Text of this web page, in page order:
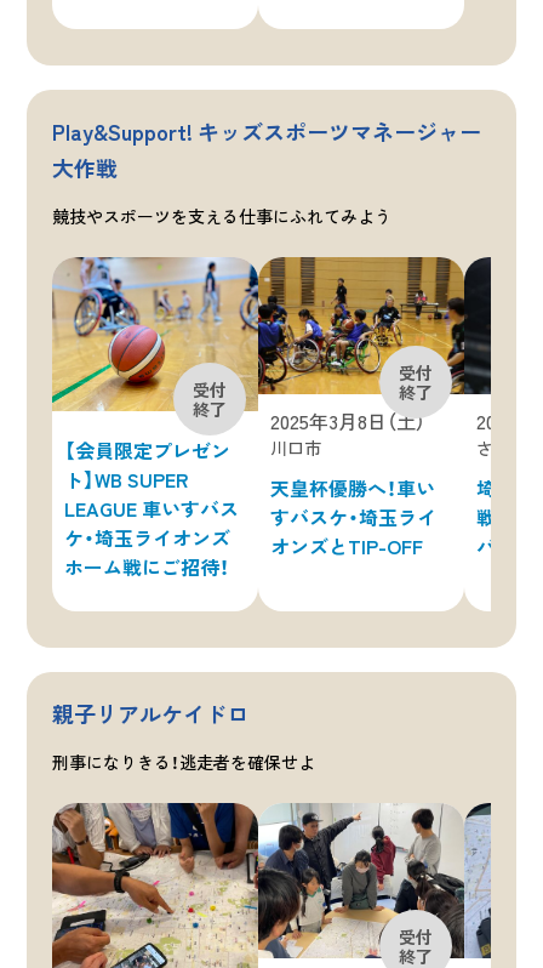
Play&Support! キッズスポーツマネージャー
大作戦
競技やスポーツを支える仕事にふれてみよう
【会員限定プレゼン
ト】WB SUPER
LEAGUE 車いすバス
ケ・埼玉ライオンズ
ホーム戦にご招待！
2025年3月8日（土）
川口市
天皇杯優勝へ！車い
すバスケ・埼玉ライ
オンズとTIP-OFF
2024年
さいた
埼玉ラ
戦！ 広
バスケ
親子リアルケイドロ
刑事になりきる！逃走者を確保せよ